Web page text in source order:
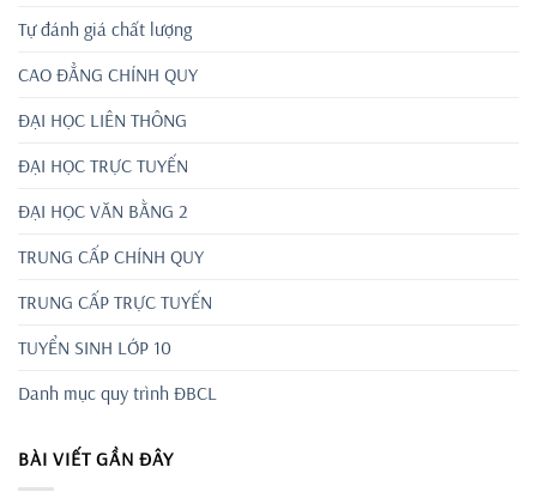
Tự đánh giá chất lượng
CAO ĐẲNG CHÍNH QUY
ĐẠI HỌC LIÊN THÔNG
ĐẠI HỌC TRỰC TUYẾN
ĐẠI HỌC VĂN BẰNG 2
TRUNG CẤP CHÍNH QUY
TRUNG CẤP TRỰC TUYẾN
TUYỂN SINH LỚP 10
Danh mục quy trình ĐBCL
BÀI VIẾT GẦN ĐÂY